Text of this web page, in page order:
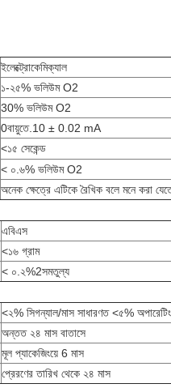
ইলেক্ট্রোকেমিক্যাল
১-২৫% ভলিউম O2
30% ভলিউম O2
0বায়ুতে.10 ± 0.02 mA
<১৫ সেকেন্ড
< ০.৬% ভলিউম O2
অনেক ক্ষেত্রে এটিকে রৈখিক বলে মনে করা
এবিএস
<১৬ গ্রাম
< ০.২%2সমতুল্য
<২% সিগন্যাল/মাস সাধারণত <৫%
অন্তত ২৪ মাস বাতাসে
মূল প্যাকেজিংয়ে 6 মাস
প্রেরণের তারিখ থেকে ২৪ মাস